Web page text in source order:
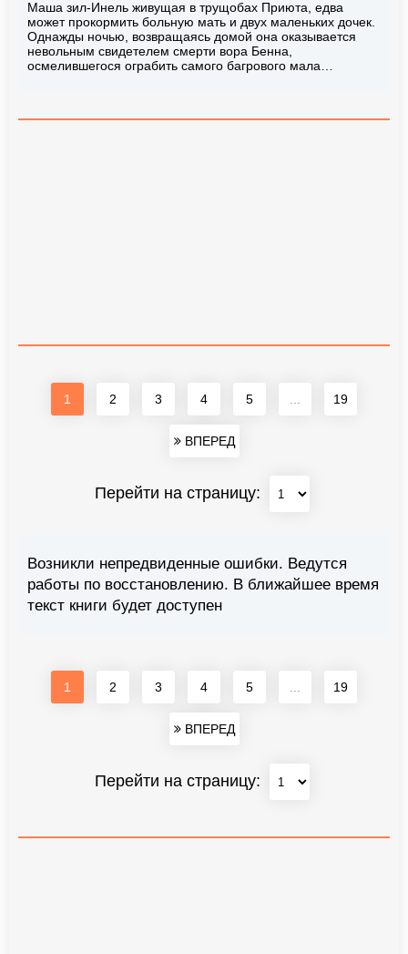
Маша зил-Инель живущая в трущобах Приюта, едва
может прокормить больную мать и двух маленьких дочек.
Однажды ночью, возвращаясь домой она оказывается
невольным свидетелем смерти вора Бенна,
осмелившегося ограбить самого багрового мала…
1 2 3 4 5 ... 19
ВПЕРЕД
Перейти на страницу:
Возникли непредвиденные ошибки. Ведутся
работы по восстановлению. В ближайшее время
текст книги будет доступен
1 2 3 4 5 ... 19
ВПЕРЕД
Перейти на страницу: